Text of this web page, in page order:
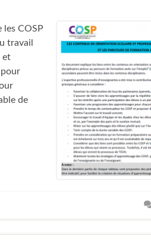
COSP
travail
et
de